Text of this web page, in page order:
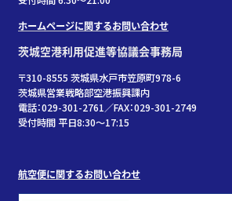
ホームページに関するお問い合わせ
茨城空港利用促進等協議会事務局
〒310-8555 茨城県水戸市笠原町978-6
茨城県営業戦略部空港振興課内
電話：029-301-2761／FAX：029-301-2749
受付時間 平日8:30～17:15
航空便に関するお問い合わせ